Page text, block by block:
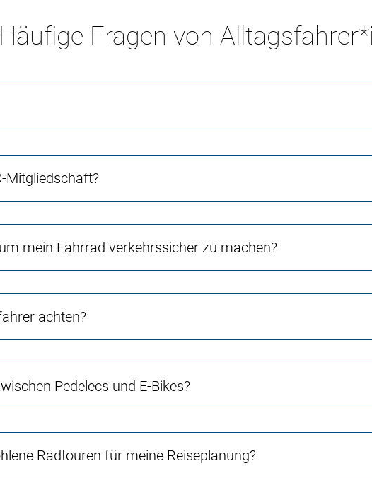
Häufige Fragen von
Mitgliedschaft?
mein Fahrrad verkehrssicher zu machen?
achten?
Pedelecs und E-Bikes?
Radtouren für meine Reiseplanung?